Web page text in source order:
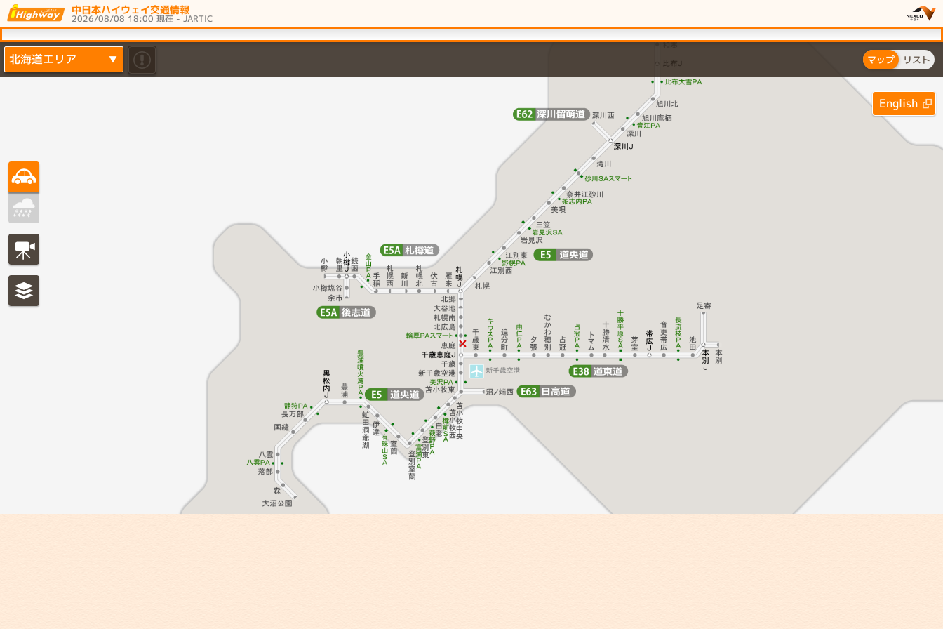
中日本ハイウェイ交通情報
2026/08/08 18:00 現在 - JARTIC
北海道エリア ▼ マップ リスト
English